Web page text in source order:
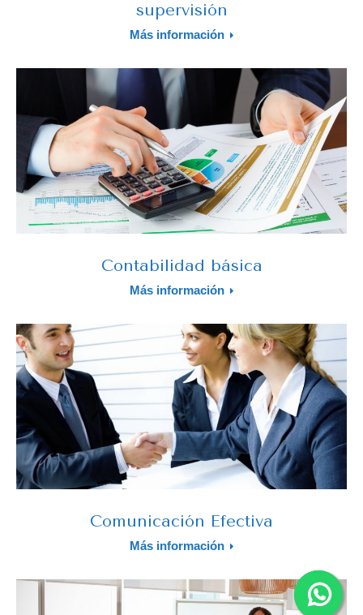
supervisión
Más información
Contabilidad básica
Más información
Comunicación Efectiva​​
Más información